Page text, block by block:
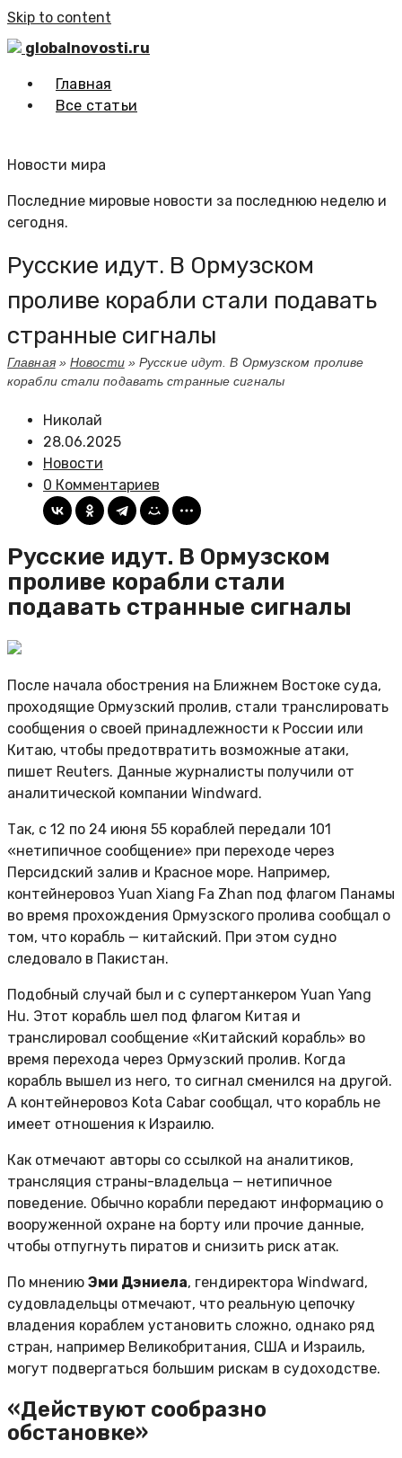
Skip to content
globalnovosti.ru
Главная
Все статьи
Новости мира
Последние мировые новости за последнюю неделю и
сегодня.
Русские идут. В Ормузском
проливе корабли стали подавать
странные сигналы
Главная»Новости»Русские идут. В Ормузском проливе
корабли стали подавать странные сигналы
Николай
28.06.2025
Новости
0 Комментариев
Русские идут. В Ормузском
проливе корабли стали
подавать странные сигналы
После начала обострения на Ближнем Востоке суда,
проходящие Ормузский пролив, стали транслировать
сообщения о своей принадлежности к России или
Китаю, чтобы предотвратить возможные атаки,
пишет Reuters. Данные журналисты получили от
аналитической компании Windward.
Так, с 12 по 24 июня 55 кораблей передали 101
«нетипичное сообщение» при переходе через
Персидский залив и Красное море. Например,
контейнеровоз Yuan Xiang Fa Zhan под флагом Панамы
во время прохождения Ормузского пролива сообщал о
том, что корабль — китайский. При этом судно
следовало в Пакистан.
Подобный случай был и с супертанкером Yuan Yang
Hu. Этот корабль шел под флагом Китая и
транслировал сообщение «Китайский корабль» во
время перехода через Ормузский пролив. Когда
корабль вышел из него, то сигнал сменился на другой.
А контейнеровоз Kota Cabar сообщал, что корабль не
имеет отношения к Израилю.
Как отмечают авторы со ссылкой на аналитиков,
трансляция страны-владельца — нетипичное
поведение. Обычно корабли передают информацию о
вооруженной охране на борту или прочие данные,
чтобы отпугнуть пиратов и снизить риск атак.
По мнению Эми Дэниела, гендиректора Windward,
судовладельцы отмечают, что реальную цепочку
владения кораблем установить сложно, однако ряд
стран, например Великобритания, США и Израиль,
могут подвергаться большим рискам в судоходстве.
«Действуют сообразно
обстановке»